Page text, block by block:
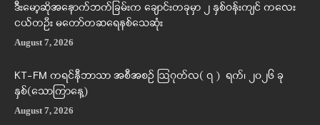
ဒီးမော့ဆိုအနောက်ဘက်ခြမ်းက ချောင်းတခုမှာ ၂ နှစ်ဝန်းကျင် ကလေး
ငယ်တဦး မတော်တဆရေနစ်သေဆုံး
August 7, 2026
KT-FM ကရင်နီဘာသာ အစီအစဉ် ဩဂုတ်လ( ၇ ) ရက်၊ ၂၀၂၆ ခု
နှစ်(သောကြာနေ့)
August 7, 2026